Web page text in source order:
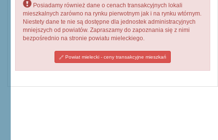
Posiadamy również dane o cenach transakcyjnych lokali
mieszkalnych zarówno na rynku pierwotnym jak i na rynku wtórnym.
Niestety dane te nie są dostępne dla jednostek administracyjnych
mniejszych od powiatów. Zapraszamy do zapoznania się z nimi
bezpośrednio na stronie powiatu mieleckiego.
Powiat mielecki - ceny transakcyjne mieszkań